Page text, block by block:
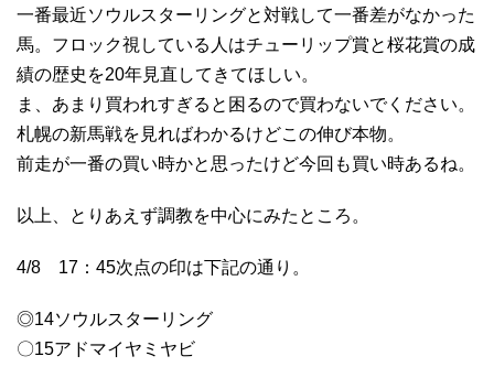
一番最近ソウルスターリングと対戦して一番差がなかった
馬。フロック視している人はチューリップ賞と桜花賞の成
績の歴史を20年見直してきてほしい。
ま、あまり買われすぎると困るので買わないでください。
札幌の新馬戦を見ればわかるけどこの伸び本物。
前走が一番の買い時かと思ったけど今回も買い時あるね。
以上、とりあえず調教を中心にみたところ。
4/8 17：45次点の印は下記の通り。
◎14ソウルスターリング
〇15アドマイヤミヤビ